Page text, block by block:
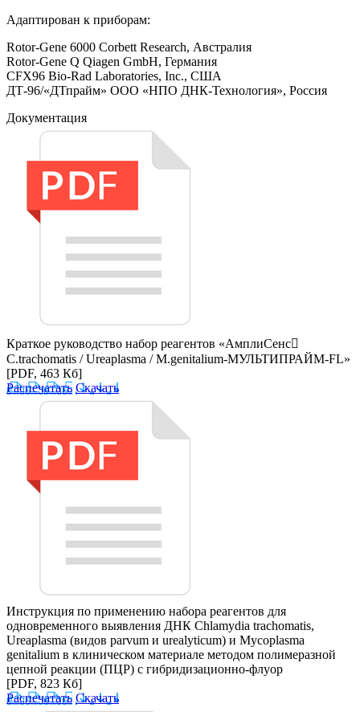
Адаптирован к приборам:
Rotor-Gene 6000 Corbett Research, Австралия
Rotor-Gene Q Qiagen GmbH, Германия
CFX96 Bio-Rad Laboratories, Inc., США
ДТ-96/«ДТпрайм» ООО «НПО ДНК-Технология», Россия
Документация
Краткое руководство набор реагентов «АмплиСенс
C.trachomatis / Ureaplasma / M.genitalium-МУЛЬТИПРАЙМ-FL»
[PDF, 463 Кб]
Распечатать Скачать
Инструкция по применению набора реагентов для
одновременного выявления ДНК Chlamydia trachomatis,
Ureaplasma (видов parvum и urealyticum) и Mycoplasma
genitalium в клиническом материале методом полимеразной
цепной реакции (ПЦР) с гибридизационно-флуор
[PDF, 823 Кб]
Распечатать Скачать